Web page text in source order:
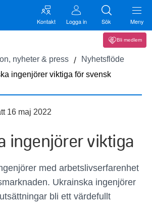
Kontakt Logga in Sök Meny
Bli medlem
nyheter & press
Nyhetsflöde
ingenjörer viktiga för svensk
16 maj 2022
ingenjörer viktiga
med arbetslivserfarenhet
Ukrainska ingenjörer
bli ett värdefullt